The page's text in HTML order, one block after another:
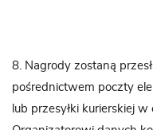
8. Nagrody zostaną
pośrednictwem poczty
lub przesyłki kurierskiej